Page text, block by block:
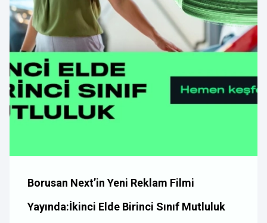
Borusan Next’in Yeni Reklam Filmi
Yayında:İkinci Elde Birinci Sınıf Mutluluk